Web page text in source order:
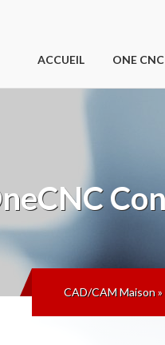
ACCUEIL ONE CNC
CAD/CAM Maison»